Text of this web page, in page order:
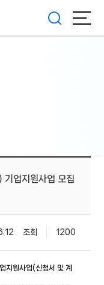
업지원사업 모집
조회 1200
지원사업(신청서 및 계